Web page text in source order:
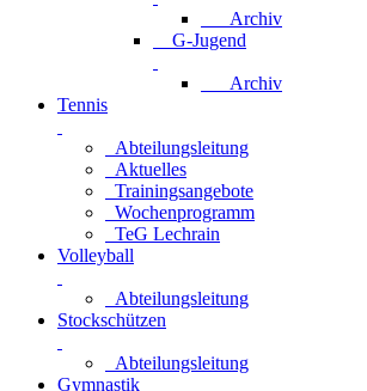
Archiv
G-Jugend
Archiv
Tennis
Abteilungsleitung
Aktuelles
Trainingsangebote
Wochenprogramm
TeG Lechrain
Volleyball
Abteilungsleitung
Stockschützen
Abteilungsleitung
Gymnastik